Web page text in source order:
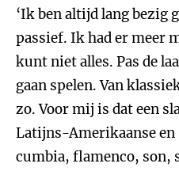
‘Ik ben altijd lang bezig
passief. Ik had er meer
kunt niet alles. Pas de
gaan spelen. Van
zo. Voor mij is dat een
Latijns-Amerikaanse en
cumbia, flamenco, son,